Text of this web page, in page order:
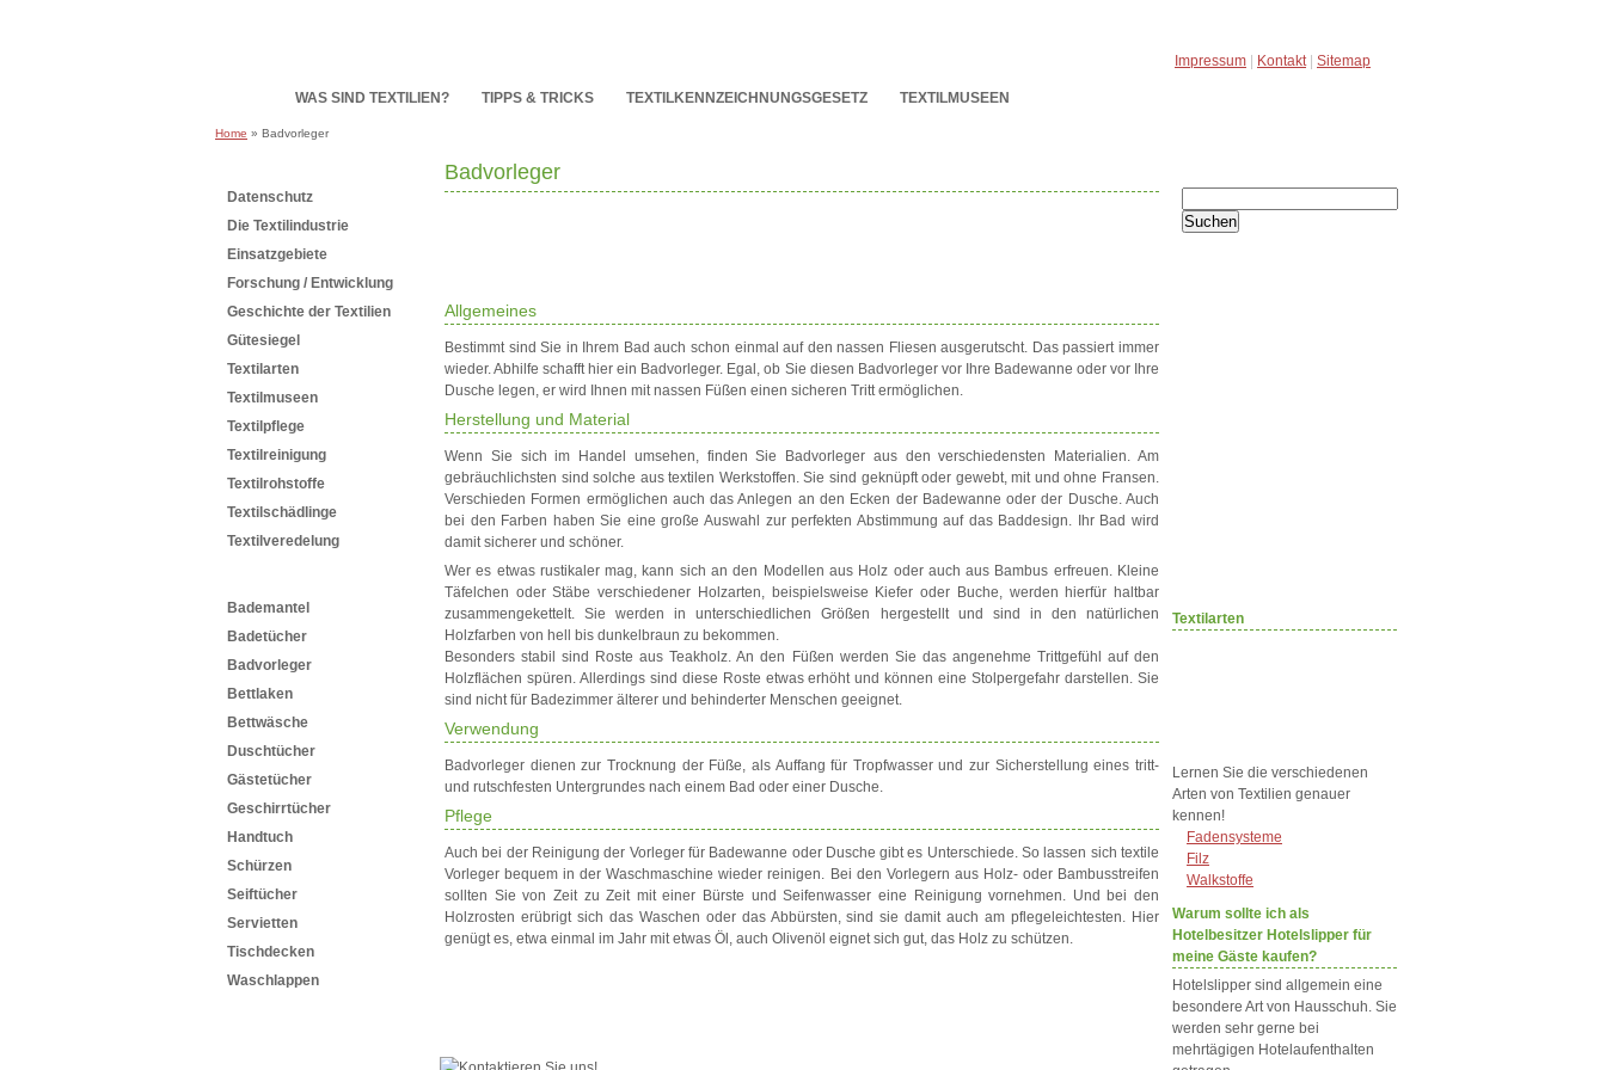
Impressum Kontakt| Sitemap
WAS SIND TEXTILIEN? TIPPS & TRICKS TEXTILKENNZEICHNUNGSGESETZ TEXTILMUSEEN
Home » Badvorleger
Datenschutz
Die Textilindustrie
Einsatzgebiete
Forschung / Entwicklung
Geschichte der Textilien
Gütesiegel
Textilarten
Textilmuseen
Textilpflege
Textilreinigung
Textilrohstoffe
Textilschädlinge
Textilveredelung
Bademantel
Badetücher
Badvorleger
Bettlaken
Bettwäsche
Duschtücher
Gästetücher
Geschirrtücher
Handtuch
Schürzen
Seiftücher
Servietten
Tischdecken
Waschlappen
Badvorleger
Allgemeines
Bestimmt sind Sie in Ihrem Bad auch schon einmal auf den nassen Fliesen ausgerutscht. Das passiert immer
wieder. Abhilfe schafft hier ein Badvorleger. Egal, ob Sie diesen Badvorleger vor Ihre Badewanne oder vor Ihre
Dusche legen, er wird Ihnen mit nassen Füßen einen sicheren Tritt ermöglichen.
Herstellung und Material
Wenn Sie sich im Handel umsehen, finden Sie Badvorleger aus den verschiedensten Materialien. Am
gebräuchlichsten sind solche aus textilen Werkstoffen. Sie sind geknüpft oder gewebt, mit und ohne Fransen.
Verschieden Formen ermöglichen auch das Anlegen an den Ecken der Badewanne oder der Dusche. Auch
bei den Farben haben Sie eine große Auswahl zur perfekten Abstimmung auf das Baddesign. Ihr Bad wird
damit sicherer und schöner.
Wer es etwas rustikaler mag, kann sich an den Modellen aus Holz oder auch aus Bambus erfreuen. Kleine
Täfelchen oder Stäbe verschiedener Holzarten, beispielsweise Kiefer oder Buche, werden hierfür haltbar
zusammengekettelt. Sie werden in unterschiedlichen Größen hergestellt und sind in den natürlichen
Holzfarben von hell bis dunkelbraun zu bekommen.
Besonders stabil sind Roste aus Teakholz. An den Füßen werden Sie das angenehme Trittgefühl auf den
Holzflächen spüren. Allerdings sind diese Roste etwas erhöht und können eine Stolpergefahr darstellen. Sie
sind nicht für Badezimmer älterer und behinderter Menschen geeignet.
Verwendung
Badvorleger dienen zur Trocknung der Füße, als Auffang für Tropfwasser und zur Sicherstellung eines tritt-
und rutschfesten Untergrundes nach einem Bad oder einer Dusche.
Pflege
Auch bei der Reinigung der Vorleger für Badewanne oder Dusche gibt es Unterschiede. So lassen sich textile
Vorleger bequem in der Waschmaschine wieder reinigen. Bei den Vorlegern aus Holz- oder Bambusstreifen
sollten Sie von Zeit zu Zeit mit einer Bürste und Seifenwasser eine Reinigung vornehmen. Und bei den
Holzrosten erübrigt sich das Waschen oder das Abbürsten, sind sie damit auch am pflegeleichtesten. Hier
genügt es, etwa einmal im Jahr mit etwas Öl, auch Olivenöl eignet sich gut, das Holz zu schützen.
nach:
Textilarten
Lernen Sie die verschiedenen
Arten von Textilien genauer
kennen!
Fadensysteme
Filz
Walkstoffe
Warum sollte ich als
Hotelbesitzer Hotelslipper für
meine Gäste kaufen?
Hotelslipper sind allgemein eine
besondere Art von Hausschuh. Sie
werden sehr gerne bei
mehrtägigen Hotelaufenthalten